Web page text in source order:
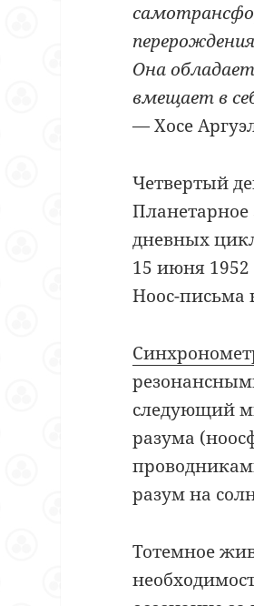
Она
вмещает в
— Хосе
Четвертый
Планетарное
дневных
15 июня 1952
Ноос-письма
следующий
разума
разум на
Тотемное